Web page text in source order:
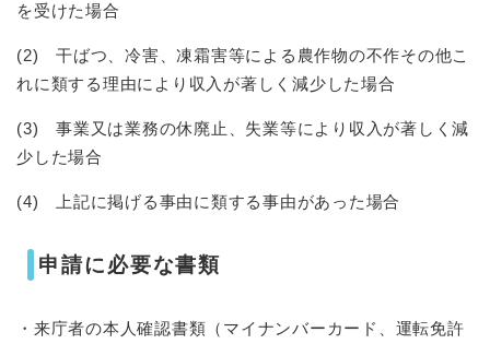
を受けた場合
(2) 干ばつ、冷害、凍霜害等による農作物の不作その他こ
れに類する理由により収入が著しく減少した場合
(3) 事業又は業務の休廃止、失業等により収入が著しく減
少した場合
(4) 上記に掲げる事由に類する事由があった場合
申請に必要な書類
・来庁者の本人確認書類（マイナンバーカード、運転免許